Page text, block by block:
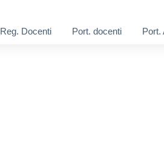
Reg. Docenti Port. docenti Port.